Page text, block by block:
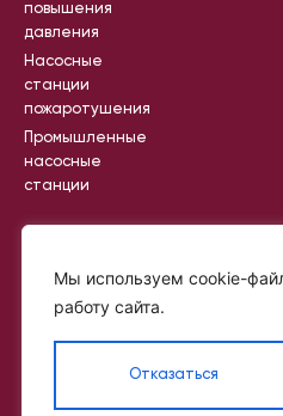
Мы используем cookie-
работу сайта.
Отказаться
повышения
давления
Насосные
станции
пожаротушения
Промышленные
насосные
станции
Вся информация на сайте носит
справочный характер и не
публичной офертой,
статьей 437 ГК РФ